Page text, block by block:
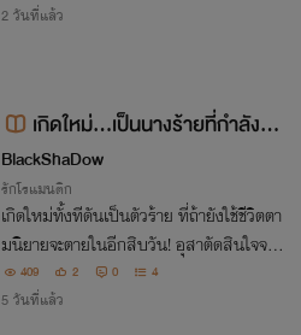
2 วันที่แล้ว
เกิดใหม่…เป็นนางร้ายที่กำลังจะ
ตาย NC20+
BlackShaDow
รักโรแมนติก
เกิดใหม่ทั้งทีดันเป็นตัวร้าย ที่ถ้ายังใช้ชีวิตตา
มนิยายจะตายในอีกสิบวัน! อุสาตัดสินใจจะห
ย่าเพื่อหนีไปเลี้ยงแมวที่ชนบท แต่ดูเหมือนจ
ะไม่ง่ายเลยเมื่อสามีตัวประกอบสุดเย็นชามัก
409 2 0 4
5 วันที่แล้ว